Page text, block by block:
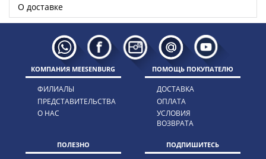
О доставке
КОМПАНИЯ MEESENBURG
ФИЛИАЛЫ
ПРЕДСТАВИТЕЛЬСТВА
О НАС
ПОМОЩЬ ПОКУПАТЕЛЮ
ДОСТАВКА
ОПЛАТА
УСЛОВИЯ
ВОЗВРАТА
ПОЛЕЗНО ПОДПИШИТЕСЬ